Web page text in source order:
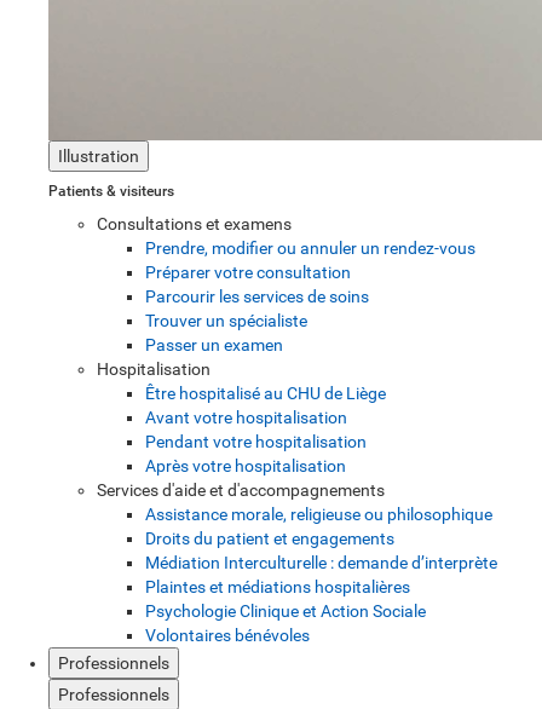
Illustration
Patients & visiteurs
Consultations et examens
Prendre, modifier ou annuler un rendez-vous
Préparer votre consultation
Parcourir les services de soins
Trouver un spécialiste
Passer un examen
Hospitalisation
Être hospitalisé au CHU de Liège
Avant votre hospitalisation
Pendant votre hospitalisation
Après votre hospitalisation
Services d'aide et d'accompagnements
Assistance morale, religieuse ou philosophique
Droits du patient et engagements
Médiation Interculturelle : demande d’interprète
Plaintes et médiations hospitalières
Psychologie Clinique et Action Sociale
Volontaires bénévoles
Professionnels
Professionnels